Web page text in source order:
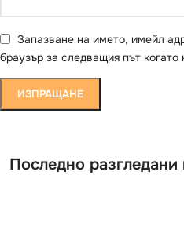
Запазване на името, имейл
браузър за следващия път когато
Последно разгледани